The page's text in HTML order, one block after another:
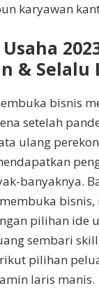
karyawan
& Selalu
bisnis
setelah
ulang
banyaknya.
pilihan ide
sembari
pilihan
laris manis.